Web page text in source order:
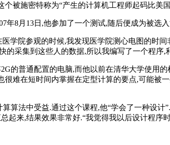
被施密特称为“产生的计算机工程师起码比美
年8月13日,他参加了一个测试,随后便成为被选
学院参观的时候,我发现医学院测心电图的时
采集到这些人的数据,所以我编写了一个程序
的普通配置的电脑,而他以前在清华大学使用
难在短时间内掌握在定型计算的要点,可能被
算法中受益.通过这个课程,他“学会了一种设
起来,结果效果非常好.“我觉得我以后设计程序